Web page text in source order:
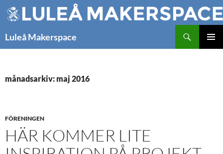
Hoppa
till
Luleå Makerspace
månadsarkiv: maj 2016
FÖRENINGEN
HÄR KOMMER LITE